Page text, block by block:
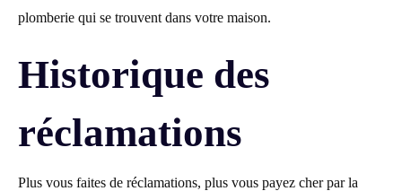
plomberie qui se trouvent dans votre maison.
Historique des
réclamations
Plus vous faites de réclamations, plus vous payez cher par la